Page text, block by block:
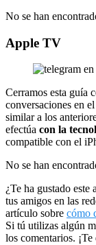
No se han
Apple TV
Cerramos esta guía
conversaciones en
similar a los
efectúa con la
compatible con el
No se han
¿Te ha gustado
tus amigos en las
artículo sobre cómo
Si tú utilizas algún
los comentarios. ¡Te